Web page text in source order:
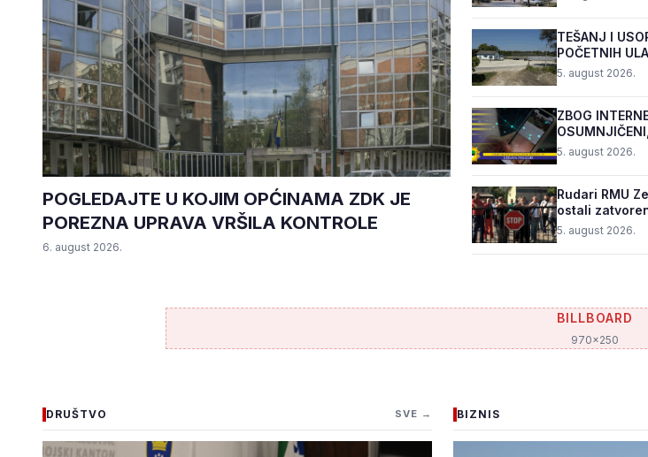
5. august 2026.• 160 pregleda
POGLEDAJTE U KOJIM OPĆINAMA ZDK JE
POREZNA UPRAVA VRŠILA KONTROLE
6. august 2026.
TEŠANJ I
POČETNIH
5. august 2026.
ZBOG
5. august 2026.
Rudari RMU
ostali
5. august 2026.
BILLBOARD
970x250
DRUŠTVO SVE → BIZNIS